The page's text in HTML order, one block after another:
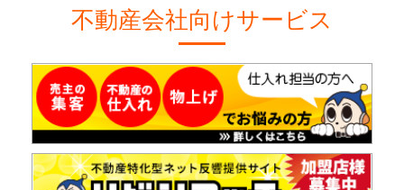
不動産会社向けサービス